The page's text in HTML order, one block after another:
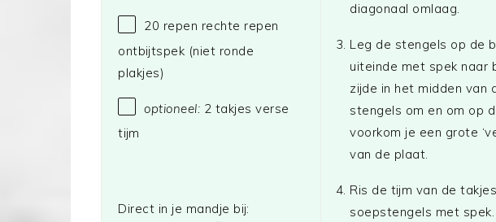
20 repen rechte repen
ontbijtspek (niet ronde
plakjes)
optioneel: 2 takjes verse
tijm
Direct in je mandje bij:
diagonaal omlaag.
Leg de stengels op de
uiteinde met spek naar
zijde in het midden van
stengels om en om op
voorkom je een grote
van de plaat.
Ris de tijm van de
soepstengels met spek.